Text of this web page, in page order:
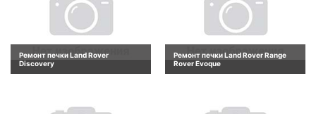
Ремонт печки Land Rover
Discovery
Ремонт печки Land Rover Range
Rover Evoque